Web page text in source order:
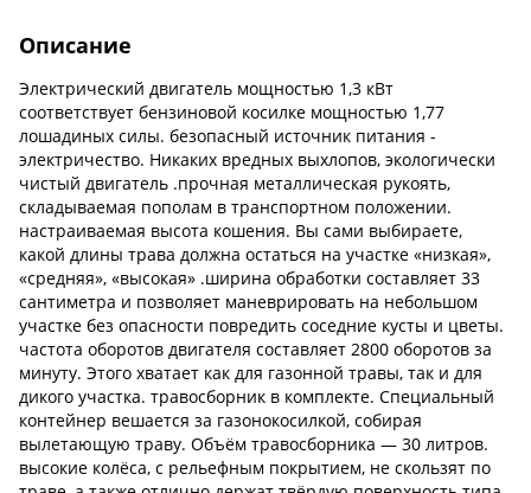
Описание
Электрический двигатель мощностью 1,3 кВт
соответствует бензиновой косилке мощностью 1,77
лошадиных силы. безопасный источник питания -
электричество. Никаких вредных выхлопов, экологически
чистый двигатель .прочная металлическая рукоять,
складываемая пополам в транспортном положении.
настраиваемая высота кошения. Вы сами выбираете,
какой длины трава должна остаться на участке «низкая»,
«средняя», «высокая» .ширина обработки составляет 33
сантиметра и позволяет маневрировать на небольшом
участке без опасности повредить соседние кусты и цветы.
частота оборотов двигателя составляет 2800 оборотов за
минуту. Этого хватает как для газонной травы, так и для
дикого участка. травосборник в комплекте. Специальный
контейнер вешается за газонокосилкой, собирая
вылетающую траву. Объём травосборника — 30 литров.
высокие колёса, с рельефным покрытием, не скользят по